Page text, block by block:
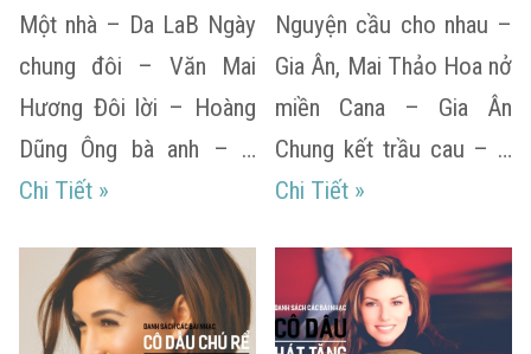
Một nhà – Da LaB Ngày
chung đôi – Văn Mai
Hương Đôi lời – Hoàng
Dũng Ông bà anh – …
Chi Tiết Danh sách các bài nhạc trẻ đám cưới tiếng
»
Nguyện cầu cho nhau –
Gia Ân, Mai Thảo Hoa nở
miền Cana – Gia Ân
Chung kết trầu cau – …
Chi Tiết Danh sách nhạc
»